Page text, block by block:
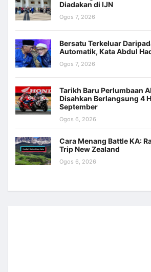
Diadakan di IJN
Ogos 7, 2026
Bersatu Terkeluar
Automatik, Kata Abdul
Ogos 7, 2026
Tarikh Baru Perlumbaan
Disahkan Berlangsung 4
September
Ogos 6, 2026
Cara Menang Battle KA:
Trip New Zealand
Ogos 6, 2026